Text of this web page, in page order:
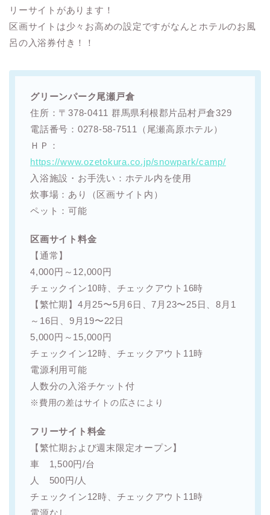
リーサイトがあります！
区画サイトは少々お高めの設定ですがなんとホテルのお風
呂の入浴券付き！！
グリーンパーク尾瀬戸倉
住所：〒378-0411 群馬県利根郡片品村戸倉329
電話番号：0278‐58‐7511（尾瀬高原ホテル）
ＨＰ：
https://www.ozetokura.co.jp/snowpark/camp/
入浴施設・お手洗い：ホテル内を使用
炊事場：あり（区画サイト内）
ペット：可能
区画サイト料金
【通常】
4,000円～12,000円
チェックイン10時、チェックアウト16時
【繁忙期】4月25〜5月6日、7月23〜25日、8月1
～16日、9月19〜22日
5,000円～15,000円
チェックイン12時、チェックアウト11時
電源利用可能
人数分の入浴チケット付
※費用の差はサイトの広さにより
フリーサイト料金
【繁忙期および週末限定オープン】
車 1,500円/台
人 500円/人
チェックイン12時、チェックアウト11時
電源なし